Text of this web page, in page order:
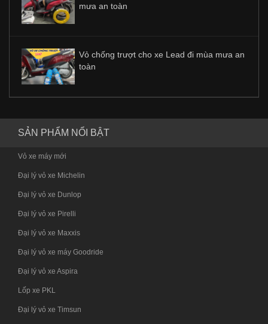
mưa an toàn
Vỏ chống trượt cho xe Lead đi mùa mưa an
toàn
SẢN PHẨM NỔI BẬT
Vỏ xe máy mới
Đại lý vỏ xe Michelin
Đại lý vỏ xe Dunlop
Đại lý vỏ xe Pirelli
Đại lý vỏ xe Maxxis
Đại lý vỏ xe máy Goodride
Đại lý vỏ xe Aspira
Lốp xe PKL
Đại lý vỏ xe Timsun